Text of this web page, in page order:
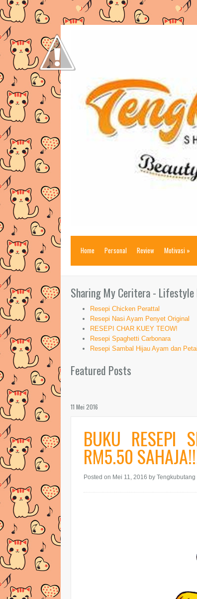
Home Personal Review Motivasi »
Sharing My Ceritera -
Resepi Chicken Perattal
Resepi Nasi Ayam Penyet Original
RESEPI CHAR KUEY TEOW!
Resepi Spaghetti Carbonara
Resepi Sambal Hijau Ayam dan Petai
Featured Posts
11 Mei 2016
BUKU RESEPI
RM5.50
Posted on Mei 11, 2016 by Tengkubutang